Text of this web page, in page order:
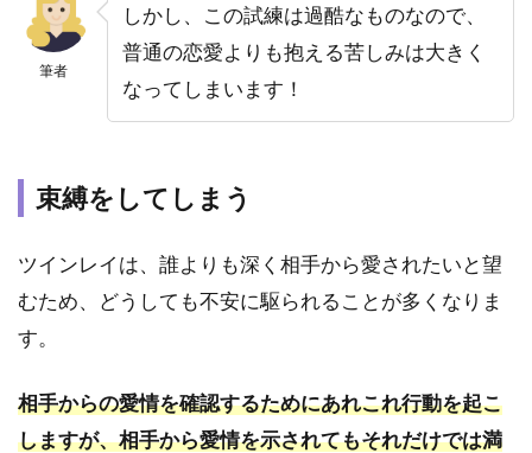
筆者
しかし、この試練は過酷なものなので、
普通の恋愛よりも抱える苦しみは大きく
なってしまいます！
束縛をしてしまう
ツインレイは、誰よりも深く相手から愛されたいと望
むため、どうしても不安に駆られることが多くなりま
す。
相手からの愛情を確認するためにあれこれ行動を起こ
しますが、相手から愛情を示されてもそれだけでは満